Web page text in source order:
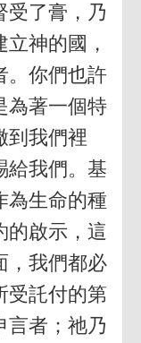
受了膏，乃
神的國，
。你們也許
為著一個特
到我們裡
給我們。基
為生命的種
的啟示，這
，我們都必
受託付的第
言者；祂乃